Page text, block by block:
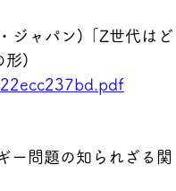
ジャパン)「Z世代はど
形)
ー問題の知られざる関